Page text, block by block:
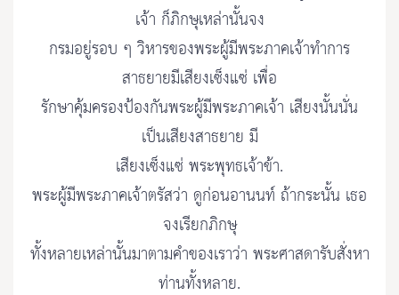
เจ้า ก็ภิกษุเหล่านั้นจง
กรมอยู่รอบ ๆ วิหารของพระผู้มีพระภาคเจ้าทำการ
สาธยายมีเสียงเซ็งแซ่ เพื่อ
รักษาคุ้มครองป้องกันพระผู้มีพระภาคเจ้า เสียงนั้นนั่น
เป็นเสียงสาธยาย มี
เสียงเซ็งแซ่ พระพุทธเจ้าข้า.
พระผู้มีพระภาคเจ้าตรัสว่า ดูก่อนอานนท์ ถ้ากระนั้น เธอ
จงเรียกภิกษุ
ทั้งหลายเหล่านั้นมาตามคำของเราว่า พระศาสดารับสั่งหา
ท่านทั้งหลาย.